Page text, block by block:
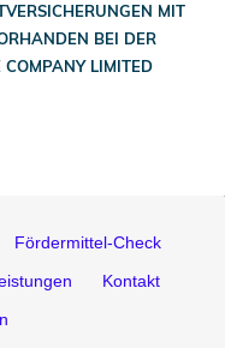
MIT
BEI DER
LIMITED
Fördermittel-Check
Kontakt